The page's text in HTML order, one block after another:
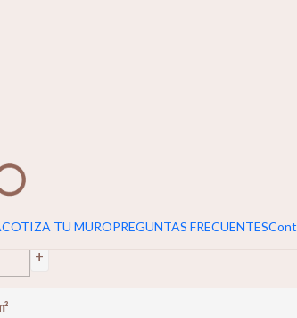
COTIZA TU MUROPREGUNTAS FRECUENTES
sumar 5cm extra al ancho y alto de tu muro
+